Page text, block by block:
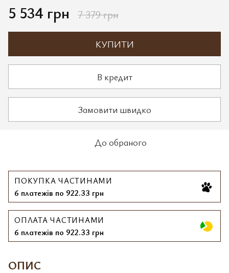
5 534 грн 7 379 грн
КУПИТИ
В кредит
Замовити швидко
До обраного
ПОКУПКА ЧАСТИНАМИ
6 платежів по 922.33 грн
ОПЛАТА ЧАСТИНАМИ
6 платежів по 922.33 грн
ОПИС